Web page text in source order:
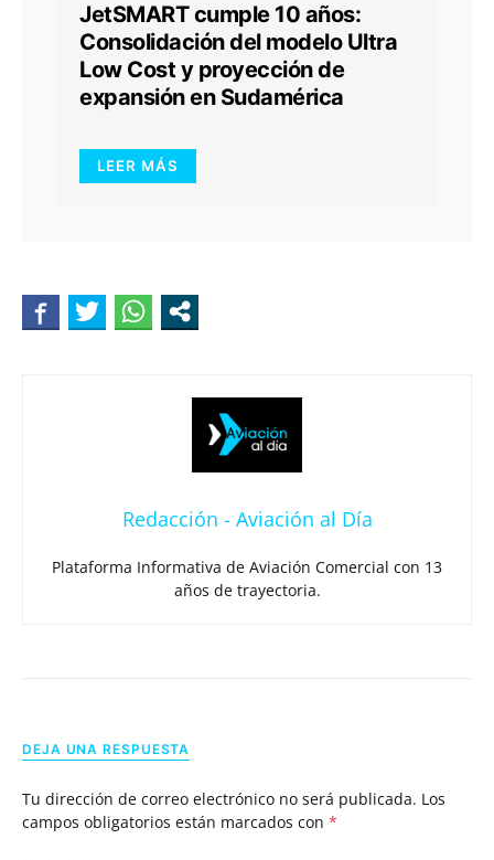
JetSMART cumple 10 años:
Consolidación del modelo Ultra
Low Cost y proyección de
expansión en Sudamérica
LEER MÁS
Redacción - Aviación al Día
Plataforma Informativa de Aviación Comercial con 13
años de trayectoria.
DEJA UNA RESPUESTA
Tu dirección de correo electrónico no será publicada. Los
campos obligatorios están marcados con *